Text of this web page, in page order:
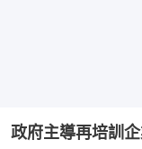
政府主導再培訓